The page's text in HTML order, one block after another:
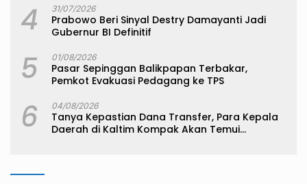
4 31/07/2026
Prabowo Beri Sinyal Destry Damayanti Jadi
Gubernur BI Definitif
5 01/08/2026
Pasar Sepinggan Balikpapan Terbakar,
Pemkot Evakuasi Pedagang ke TPS
6 04/08/2026
Tanya Kepastian Dana Transfer, Para Kepala
Daerah di Kaltim Kompak Akan Temui